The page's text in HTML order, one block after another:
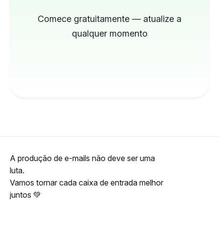
Comece gratuitamente — atualize a
qualquer momento
A produção de e-mails não deve ser uma
luta.
Vamos tornar cada caixa de entrada melhor
juntos 💚